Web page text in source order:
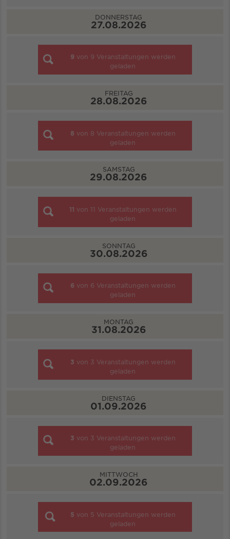
DONNERSTAG
27.08.2026
9 von 9 Veranstaltungen werden
geladen
FREITAG
28.08.2026
8 von 8 Veranstaltungen werden
geladen
SAMSTAG
29.08.2026
11 von 11 Veranstaltungen werden
geladen
SONNTAG
30.08.2026
6 von 6 Veranstaltungen werden
geladen
MONTAG
31.08.2026
3 von 3 Veranstaltungen werden
geladen
DIENSTAG
01.09.2026
3 von 3 Veranstaltungen werden
geladen
MITTWOCH
02.09.2026
5 von 5 Veranstaltungen werden
geladen